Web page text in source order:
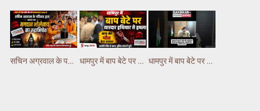
सचिन अग्रवाल के परिवार द्वारा कराया गया भगवान भोलेनाथ का रुद्राभिषेक धामपुर में बाप बेटे पर धारदार हथियार से हमला, बाप की मौत बेटा घायल धामपुर में बाप बेटे पर धारदार हथियार से हमला, बाप की मौत बेटा घायल